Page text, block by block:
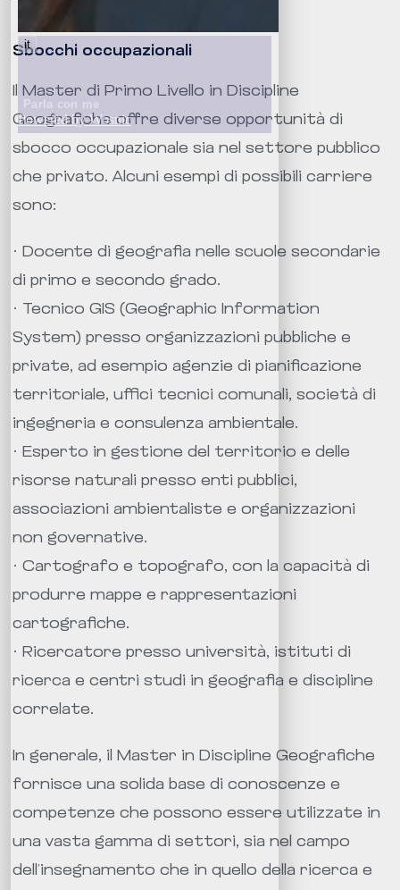
Sbocchi occupazionali
Il Master di Primo Livello in Discipline
Geografiche offre diverse opportunità di
sbocco occupazionale sia nel settore pubblico
che privato. Alcuni esempi di possibili carriere
sono:
· Docente di geografia nelle scuole secondarie
di primo e secondo grado.
· Tecnico GIS (Geographic Information
System) presso organizzazioni pubbliche e
private, ad esempio agenzie di pianificazione
territoriale, uffici tecnici comunali, società di
ingegneria e consulenza ambientale.
· Esperto in gestione del territorio e delle
risorse naturali presso enti pubblici,
associazioni ambientaliste e organizzazioni
non governative.
· Cartografo e topografo, con la capacità di
produrre mappe e rappresentazioni
cartografiche.
· Ricercatore presso università, istituti di
ricerca e centri studi in geografia e discipline
correlate.
In generale, il Master in Discipline Geografiche
fornisce una solida base di conoscenze e
competenze che possono essere utilizzate in
una vasta gamma di settori, sia nel campo
dell’insegnamento che in quello della ricerca e